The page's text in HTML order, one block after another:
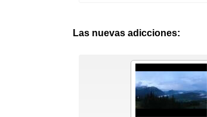
Las nuevas adicciones: